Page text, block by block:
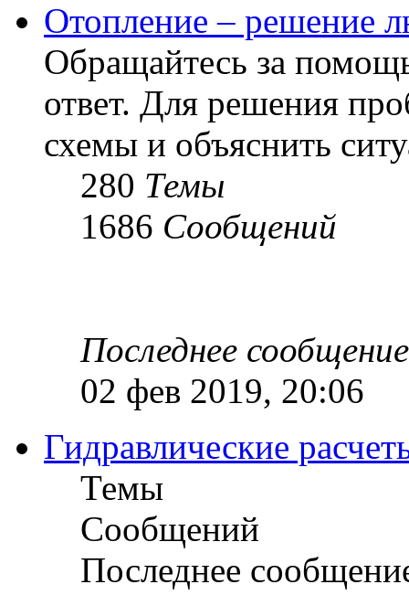
Отопление – решение
Обращайтесь за
ответ. Для решения
схемы и объяснить
280 Темы
1686 Сообщений
Последнее сообщение
02 фев 2019, 20:06
Гидравлические
Темы
Сообщений
Последнее